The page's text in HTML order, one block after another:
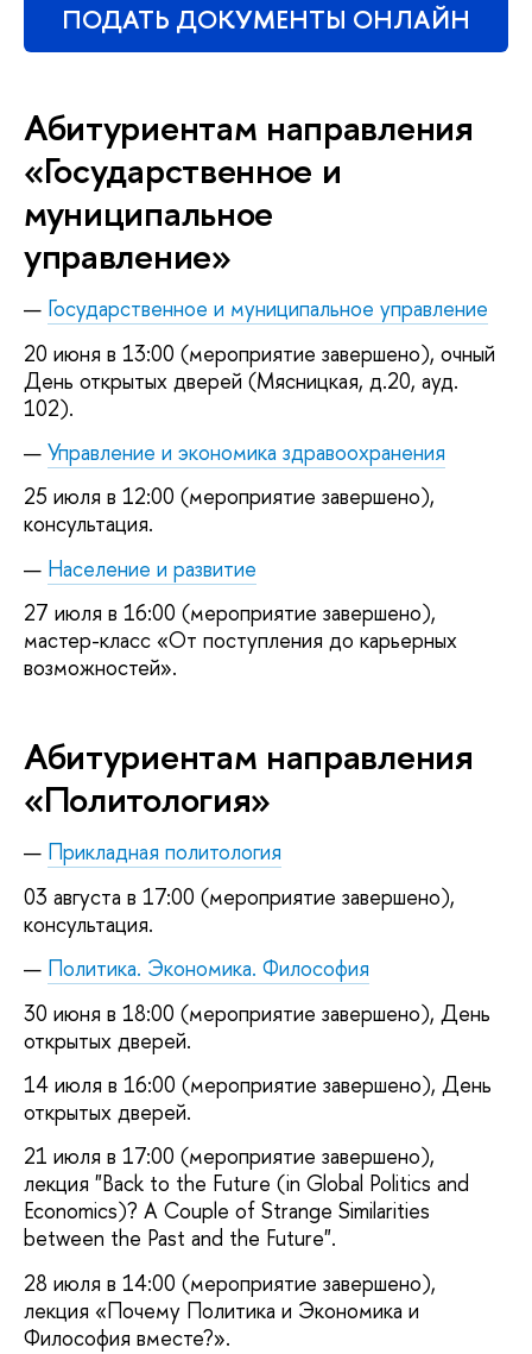
ПОДАТЬ ДОКУМЕНТЫ ОНЛАЙН
Абитуриентам направления
«Государственное и
муниципальное
управление»
Государственное и муниципальное управление
20 июня в 13:00 (мероприятие завершено), очный
День открытых дверей (Мясницкая, д.20, ауд.
102).
Управление и экономика здравоохранения
25 июля в 12:00 (мероприятие завершено),
консультация.
Население и развитие
27 июля в 16:00 (мероприятие завершено),
мастер-класс «От поступления до карьерных
возможностей».
Абитуриентам направления
«Политология»
Прикладная политология
03 августа в 17:00 (мероприятие завершено),
консультация.
Политика. Экономика. Философия
30 июня в 18:00 (мероприятие завершено), День
открытых дверей.
14 июля в 16:00 (мероприятие завершено), День
открытых дверей.
21 июля в 17:00 (мероприятие завершено),
лекция "Back to the Future (in Global Politics and
Economics)? A Couple of Strange Similarities
between the Past and the Future".
28 июля в 14:00 (мероприятие завершено),
лекция «Почему Политика и Экономика и
Философия вместе?».